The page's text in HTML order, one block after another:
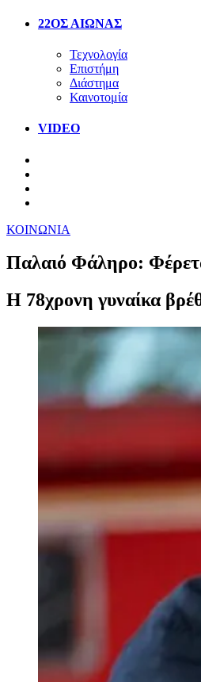
22ΟΣ ΑΙΩΝΑΣ
Τεχνολογία
Επιστήμη
Διάστημα
Καινοτομία
VIDEO
ΚΟΙΝΩΝΙΑ
Παλαιό Φάληρο:
Η 78χρονη γυναίκα